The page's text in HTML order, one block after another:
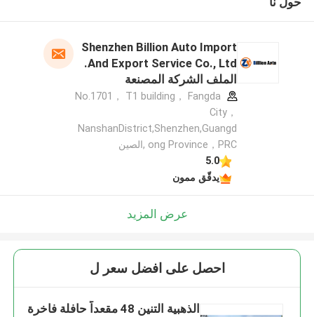
Shenzhen Billion Auto Import
And Export Service Co., Ltd.
الملف الشركة المصنعة
No.1701， T1 building， Fangda
City，
NanshanDistrict,Shenzhen,Guangd
ong Province，PRC ,الصين
5.0
يدقّق ممون
عرض المزيد
احصل على افضل سعر ل
الذهبية التنين 48 مقعداً حافلة فاخرة